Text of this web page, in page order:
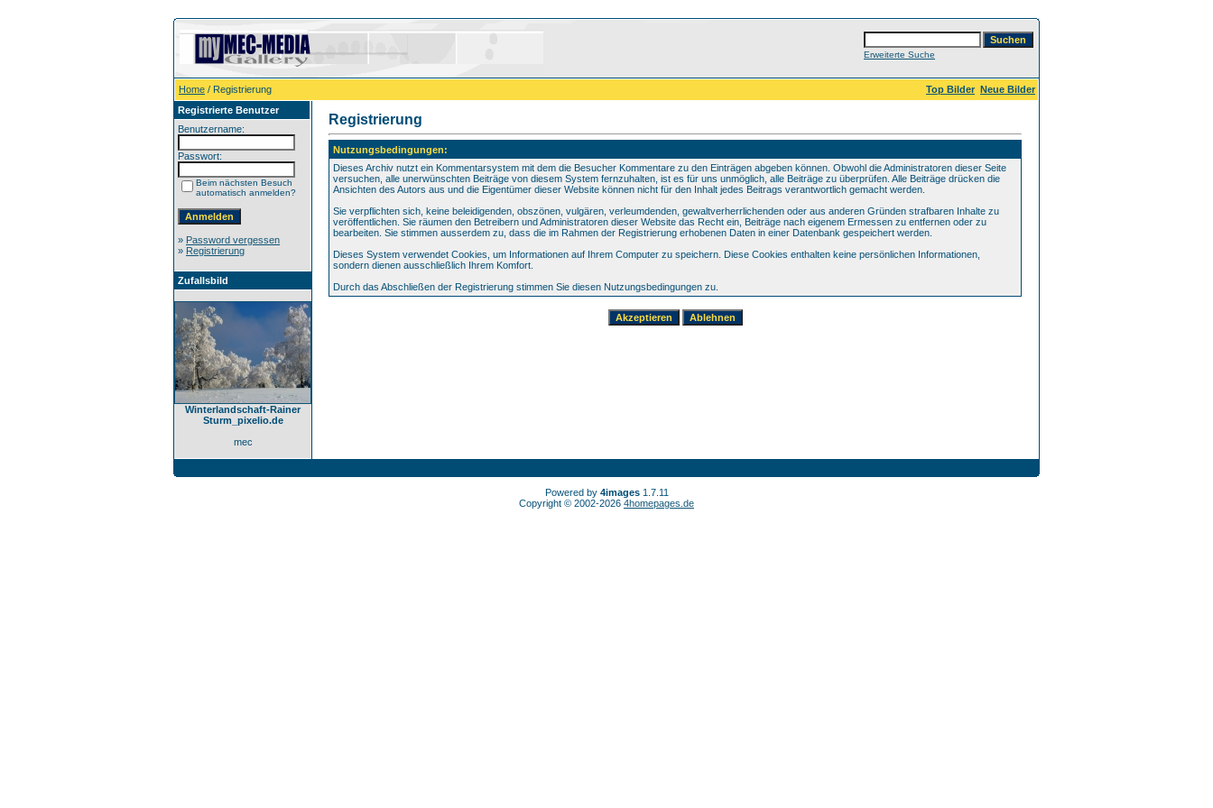
Erweiterte Suche
Home / Registrierung Top Bilder Neue Bilder
Registrierte Benutzer
Benutzername:
Passwort:
Beim nächsten Besuch
automatisch anmelden?
» Password vergessen
» Registrierung
Zufallsbild
Winterlandschaft-Rainer
Sturm_pixelio.de
mec
Registrierung
Nutzungsbedingungen:
Dieses Archiv nutzt ein Kommentarsystem mit dem die Besucher Kommentare zu den Einträgen abgeben können. Obwohl die Administratoren dieser Seite
versuchen, alle unerwünschten Beiträge von diesem System fernzuhalten, ist es für uns unmöglich, alle Beiträge zu überprüfen. Alle Beiträge drücken die
Ansichten des Autors aus und die Eigentümer dieser Website können nicht für den Inhalt jedes Beitrags verantwortlich gemacht werden.
Sie verpflichten sich, keine beleidigenden, obszönen, vulgären, verleumdenden, gewaltverherrlichenden oder aus anderen Gründen strafbaren Inhalte zu
veröffentlichen. Sie räumen den Betreibern und Administratoren dieser Website das Recht ein, Beiträge nach eigenem Ermessen zu entfernen oder zu
bearbeiten. Sie stimmen ausserdem zu, dass die im Rahmen der Registrierung erhobenen Daten in einer Datenbank gespeichert werden.
Dieses System verwendet Cookies, um Informationen auf Ihrem Computer zu speichern. Diese Cookies enthalten keine persönlichen Informationen,
sondern dienen ausschließlich Ihrem Komfort.
Durch das Abschließen der Registrierung stimmen Sie diesen Nutzungsbedingungen zu.
Powered by 4images1.7.11
Copyright © 2002-2026 4homepages.de